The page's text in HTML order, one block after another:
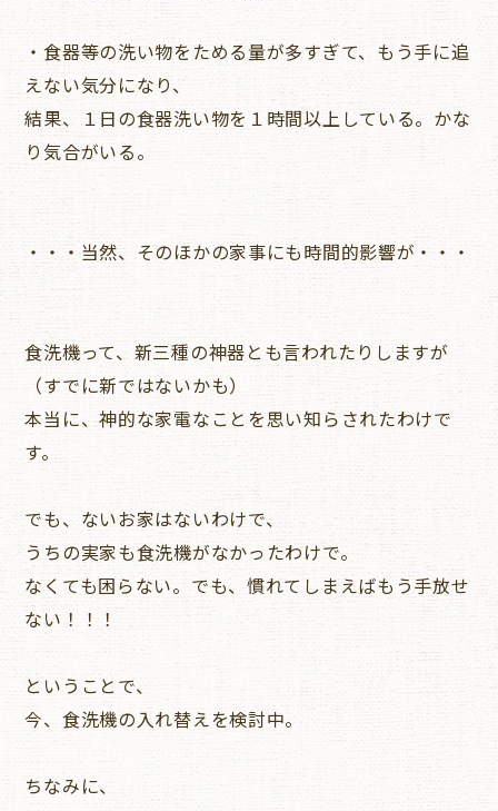
・食器等の洗い物をためる量が多すぎて、もう手に追
えない気分になり、
結果、１日の食器洗い物を１時間以上している。かな
り気合がいる。
・・・当然、そのほかの家事にも時間的影響が・・・
食洗機って、新三種の神器とも言われたりしますが
（すでに新ではないかも）
本当に、神的な家電なことを思い知らされたわけで
す。
でも、ないお家はないわけで、
うちの実家も食洗機がなかったわけで。
なくても困らない。でも、慣れてしまえばもう手放せ
ない！！！
ということで、
今、食洗機の入れ替えを検討中。
ちなみに、